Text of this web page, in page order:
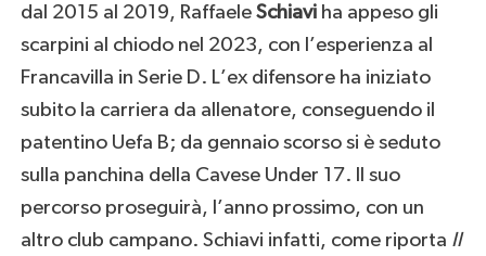
dal 2015 al 2019, Raffaele Schiaviha appeso gli
scarpini al chiodo nel 2023, con l’esperienza al
Francavilla in Serie D. L’ex difensore ha iniziato
subito la carriera da allenatore, conseguendo il
patentino Uefa B; da gennaio scorso si è seduto
sulla panchina della Cavese Under 17. Il suo
percorso proseguirà, l’anno prossimo, con un
altro club campano. Schiavi infatti, come riporta Il